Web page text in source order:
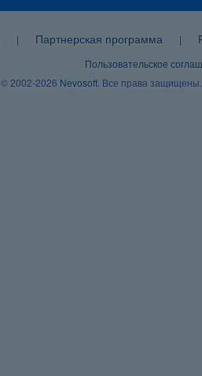
| Партнерская программа |
Пользовательское
© 2002-2026 Nevosoft . Все права защищены